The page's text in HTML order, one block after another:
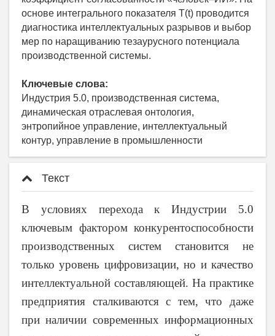
основе интегрального показателя T(t) проводится
диагностика интеллектуальных разрывов и выбор
мер по наращиванию тезаурусного потенциала
производственной системы.
Ключевые слова:
Индустрия 5.0, производственная система,
динамическая отраслевая онтология,
энтропийное управление, интеллектуальный
контур, управление в промышленности
Текст
В условиях перехода к Индустрии 5.0
ключевым фактором конкурентоспособности
производственных систем становится не
только уровень цифровизации, но и качество
интеллектуальной составляющей. На практике
предприятия сталкиваются с тем, что даже
при наличии современных информационных